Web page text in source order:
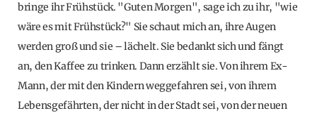
bringe ihr Frühstück. "Guten Morgen", sage ich zu ihr, "wie
wäre es mit Frühstück?" Sie schaut mich an, ihre Augen
werden groß und sie – lächelt. Sie bedankt sich und fängt
an, den Kaffee zu trinken. Dann erzählt sie. Von ihrem Ex-
Mann, der mit den Kindern weggefahren sei, von ihrem
Lebensgefährten, der nicht in der Stadt sei, von der neuen